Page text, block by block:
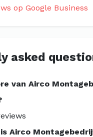
op Google Business
asked
van Airco
Airco